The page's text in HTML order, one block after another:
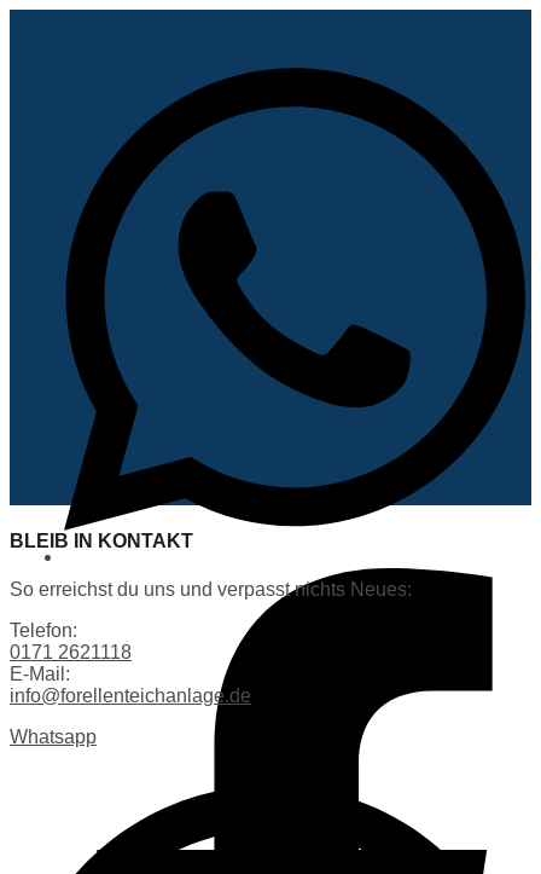
BLEIB IN KONTAKT
So erreichst du uns und verpasst nichts Neues:
Telefon:
0171 2621118
E-Mail:
info@forellenteichanlage.de
Whatsapp